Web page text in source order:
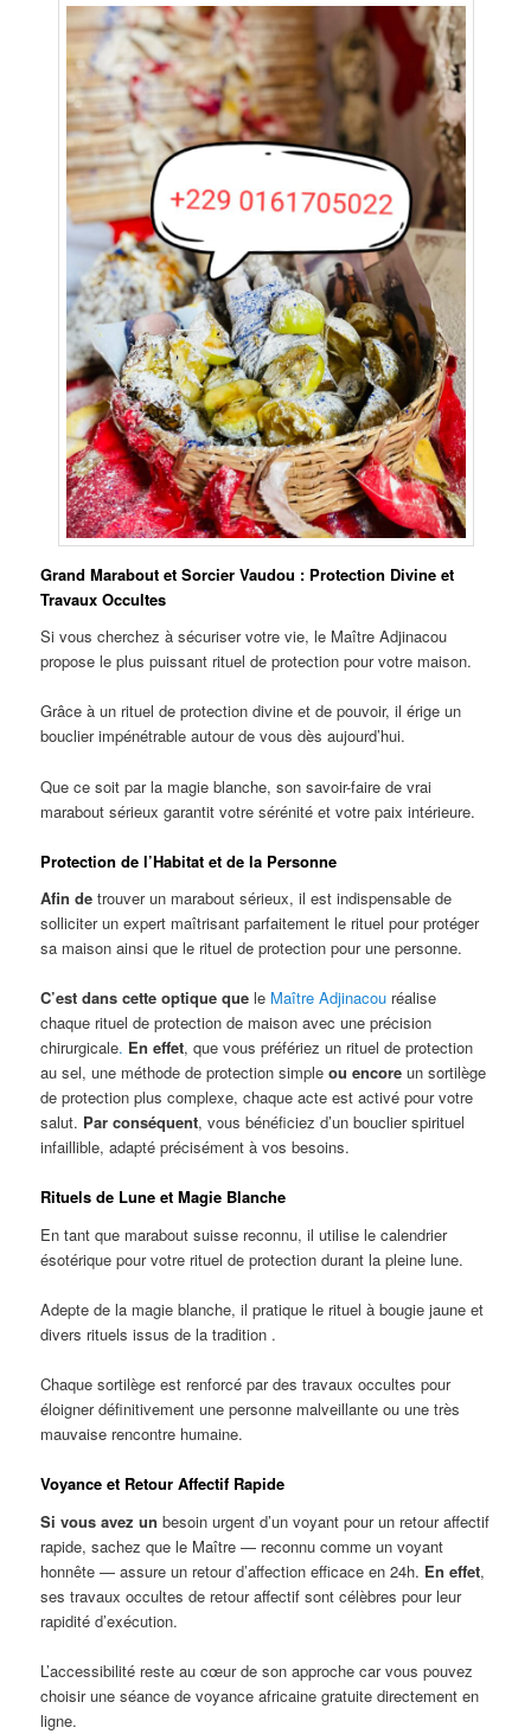
Grand Marabout et Sorcier Vaudou : Protection Divine et
Travaux Occultes
Si vous cherchez à sécuriser votre vie, le Maître Adjinacou
propose le plus puissant rituel de protection pour votre maison.
Grâce à un rituel de protection divine et de pouvoir, il érige un
bouclier impénétrable autour de vous dès aujourd’hui.
Que ce soit par la magie blanche, son savoir-faire de vrai
marabout sérieux garantit votre sérénité et votre paix intérieure.
Protection de l’Habitat et de la Personne
Afin de trouver un marabout sérieux, il est indispensable de
solliciter un expert maîtrisant parfaitement le rituel pour protéger
sa maison ainsi que le rituel de protection pour une personne.
C’est dans cette optique que le Maître Adjinacou réalise
chaque rituel de protection de maison avec une précision
chirurgicale. En effet, que vous préfériez un rituel de protection
au sel, une méthode de protection simpleou encore un sortilège
de protection plus complexe, chaque acte est activé pour votre
salut. Par conséquent, vous bénéficiez d’un bouclier spirituel
infaillible, adapté précisément à vos besoins.
Rituels de Lune et Magie Blanche
En tant que marabout suisse reconnu, il utilise le calendrier
ésotérique pour votre rituel de protection durant la pleine lune.
Adepte de la magie blanche, il pratique le rituel à bougie jaune et
divers rituels issus de la tradition .
Chaque sortilège est renforcé par des travaux occultes pour
éloigner définitivement une personne malveillante ou une très
mauvaise rencontre humaine.
Voyance et Retour Affectif Rapide
Si vous avez un besoin urgent d’un voyant pour un retour affectif
rapide, sachez que le Maître — reconnu comme un voyant
honnête — assure un retour d’affection efficace en 24h. En effet,
ses travaux occultes de retour affectif sont célèbres pour leur
rapidité d’exécution.
L’accessibilité reste au cœur de son approche car vous pouvez
choisir une séance de voyance africaine gratuite directement en
ligne.